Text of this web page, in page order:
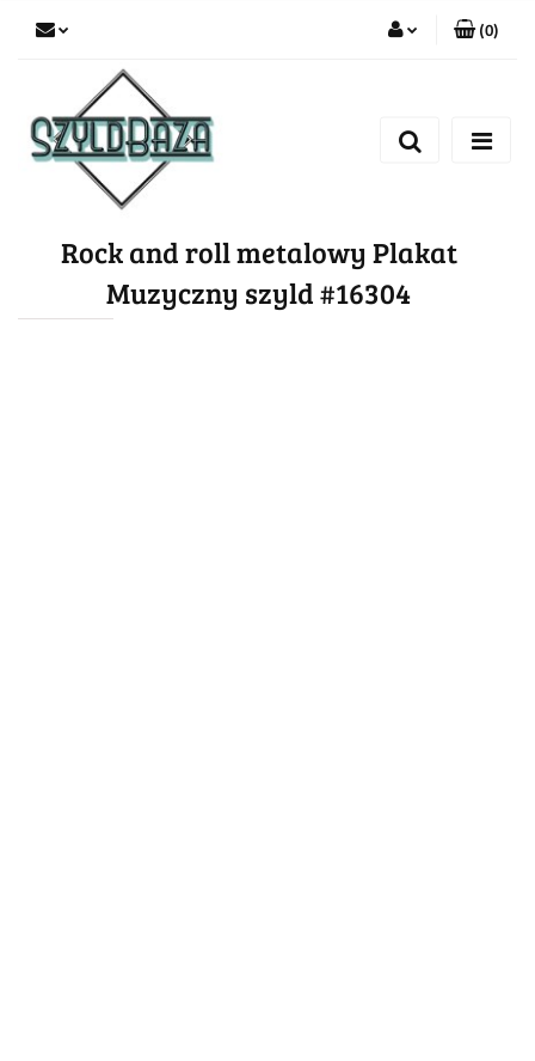
Zarejestruj się
(0)
Rock and roll metalowy Plakat
Muzyczny szyld #16304